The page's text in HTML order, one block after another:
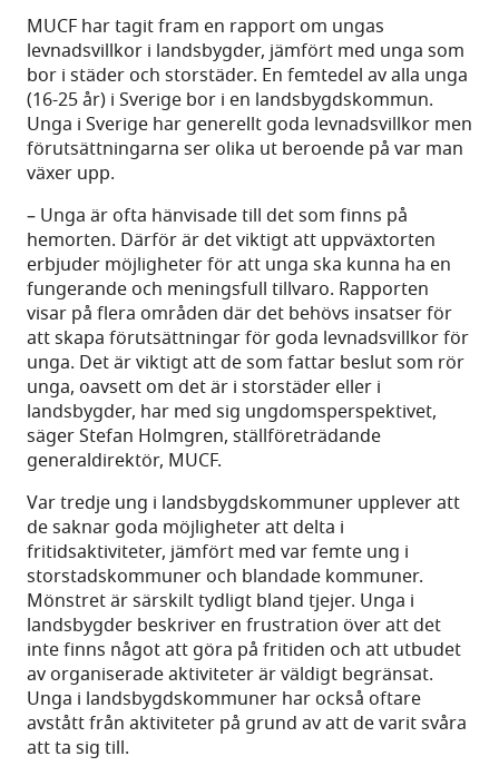
MUCF har tagit fram en rapport om ungas
levnadsvillkor i landsbygder, jämfört med unga som
bor i städer och storstäder. En femtedel av alla unga
(16-25 år) i Sverige bor i en landsbygdskommun.
Unga i Sverige har generellt goda levnadsvillkor men
förutsättningarna ser olika ut beroende på var man
växer upp.
– Unga är ofta hänvisade till det som finns på
hemorten. Därför är det viktigt att uppväxtorten
erbjuder möjligheter för att unga ska kunna ha en
fungerande och meningsfull tillvaro. Rapporten
visar på flera områden där det behövs insatser för
att skapa förutsättningar för goda levnadsvillkor för
unga. Det är viktigt att de som fattar beslut som rör
unga, oavsett om det är i storstäder eller i
landsbygder, har med sig ungdomsperspektivet,
säger Stefan Holmgren, ställföreträdande
generaldirektör, MUCF.
Var tredje ung i landsbygdskommuner upplever att
de saknar goda möjligheter att delta i
fritidsaktiviteter, jämfört med var femte ung i
storstadskommuner och blandade kommuner.
Mönstret är särskilt tydligt bland tjejer. Unga i
landsbygder beskriver en frustration över att det
inte finns något att göra på fritiden och att utbudet
av organiserade aktiviteter är väldigt begränsat.
Unga i landsbygdskommuner har också oftare
avstått från aktiviteter på grund av att de varit svåra
att ta sig till.